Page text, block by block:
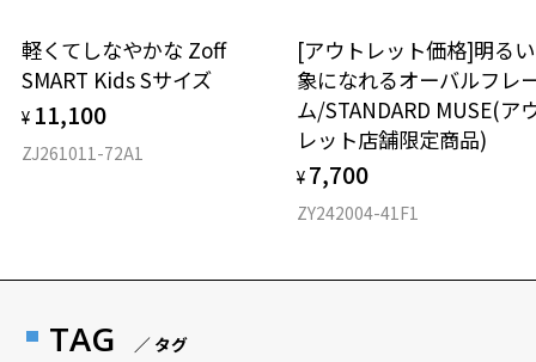
軽くてしなやかな Zoff
SMART Kids Sサイズ
¥ 11,100
ZJ261011-72A1
[アウトレット価格]明る
象になれるオーバルフレ
ム/STANDARD MUSE(ア
レット店舗限定商品)
¥ 7,700
ZY242004-41F1
TAG ／ タグ